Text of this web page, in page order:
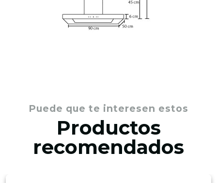
Puede que te interesen estos
Productos
recomendados